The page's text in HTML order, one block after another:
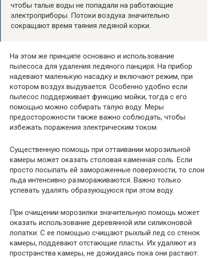
чтобы талые воды не попадали на работающие
электроприборы. Потоки воздуха значительно
сокращают время таяния ледяной корки.
На этом же принципе основано и использование
пылесоса для удаления ледяного панциря. На прибор
надевают маленькую насадку и включают режим, при
котором воздух выдувается. Особенно удобно если
пылесос поддерживает функцию мойки, тогда с его
помощью можно собирать талую воду. Меры
предосторожности также важно соблюдать, чтобы
избежать поражения электрическим током.
Существенную помощь при оттаивании морозильной
камеры может оказать столовая каменная соль. Если
просто посыпать ей замороженные поверхности, то слои
льда интенсивно размораживаются. Важно только
успевать удалять образующуюся при этом воду.
При очищении морозилки значительную помощь может
оказать использование деревянной или силиконовой
лопатки. С ее помощью счищают рыхлый лед со стенок
камеры, поддевают отстающие пласты. Их удаляют из
пространства камеры, не дожидаясь пока они растают.